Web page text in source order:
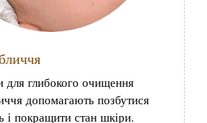
для глибокого очищення
допомагають позбутися
і покращити стан шкіри.